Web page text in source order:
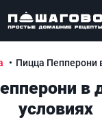
Пицца Пепперони
в
условиях